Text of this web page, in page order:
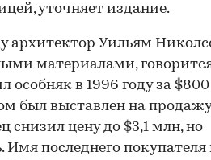
уточняет издание.
архитектор Уильям
материалами,
в 1996 году за
был выставлен на
снизил цену до $3,1 млн, но
последнего покупателя